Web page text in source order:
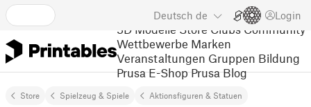
Deutsch de Login
3D Modelle Store Clubs Community
Wettbewerbe Marken
Veranstaltungen Gruppen Bildung
Prusa E-Shop Prusa Blog
Store Spielzeug & Spiele Aktionsfiguren & Statuen